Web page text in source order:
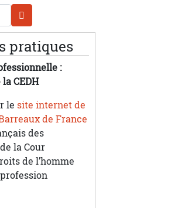
pratiques
:
CEDH
le site internet de
de France
des
la Cour
de l’homme